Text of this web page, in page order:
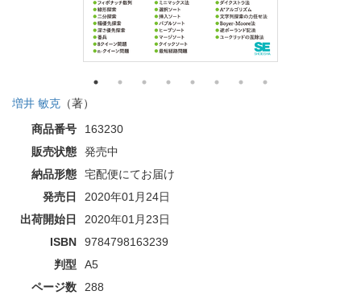
増井 敏克 （著）
商品番号
163230
販売状態
発売中
納品形態
宅配便にてお届け
発売日
2020年01月24日
出荷開始日
2020年01月23日
ISBN
9784798163239
判型
A5
ページ数
288